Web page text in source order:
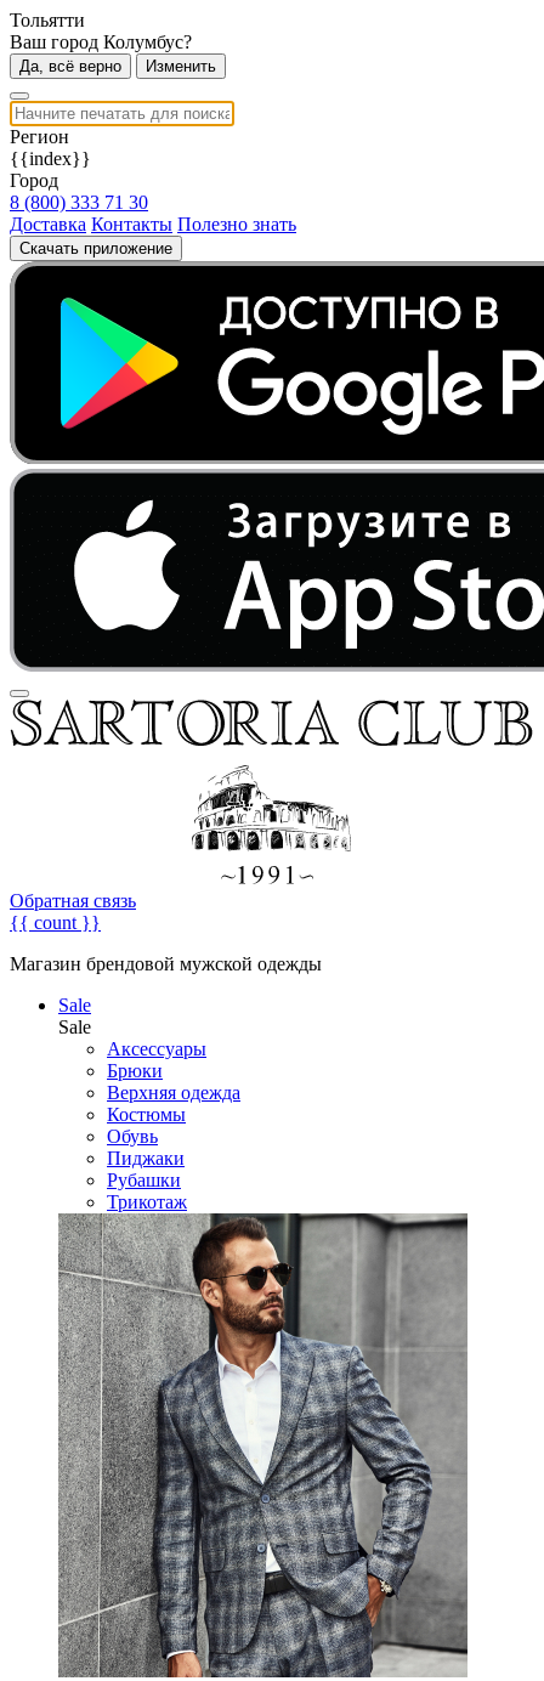
Тольятти
Ваш город Колумбус?
Да, всё верно Изменить
Регион
{{index}}
Город
8 (800) 333 71 30
Доставка Контакты Полезно знать
Скачать приложение
Обратная связь
{{ count }}
Магазин брендовой мужской одежды
Sale
Sale
Аксессуары
Брюки
Верхняя одежда
Костюмы
Обувь
Пиджаки
Рубашки
Трикотаж